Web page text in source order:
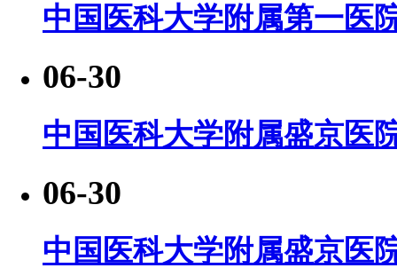
中国医科大学附属第一医
06-30
中国医科大学附属盛京医
06-30
中国医科大学附属盛京医